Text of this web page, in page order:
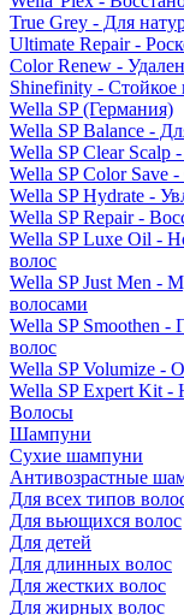
True Grey - Для
Ultimate Repair -
Color Renew -
Shinefinity - Стойкое
Wella SP (Германия)
Wella SP Balance -
Wella SP Clear
Wella SP Color Save
Wella SP Hydrate -
Wella SP Repair -
Wella SP Luxe Oil -
волос
Wella SP Just Men -
волосами
Wella SP Smoothen -
волос
Wella SP Volumize -
Wella SP Expert Kit -
Волосы
Шампуни
Сухие шампуни
Антивозрастные
Для всех типов
Для вьющихся волос
Для детей
Для длинных волос
Для жестких волос
Для жирных волос